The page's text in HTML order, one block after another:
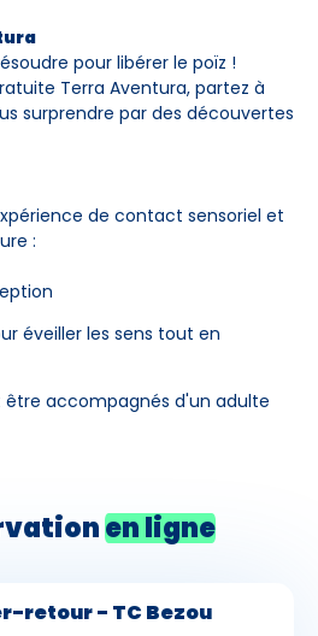
pour libérer le poïz !
Terra Aventura, partez à
surprendre par des découvertes
de contact sensoriel et
:
éveiller les sens tout en
être accompagnés d'un adulte
en ligne
retour - TC Bezou